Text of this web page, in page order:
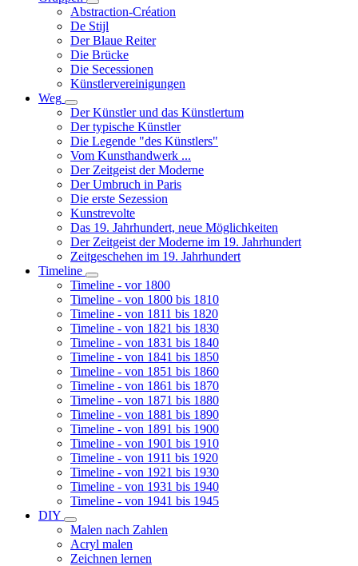
Unternavigation
von
Gruppen
Abstraction-Création
De Stijl
Der Blaue Reiter
Die Brücke
Die Secessionen
Künstlervereinigungen
Weg
Unternavigation
von
Weg
Der Künstler und das Künstlertum
Der typische Künstler
Die Legende "des Künstlers"
Vom Kunsthandwerk ...
Der Zeitgeist der Moderne
Der Umbruch in Paris
Die erste Sezession
Kunstrevolte
Das 19. Jahrhundert, neue Möglichkeiten
Der Zeitgeist der Moderne im 19. Jahrhundert
Zeitgeschehen im 19. Jahrhundert
Timeline
Unternavigation
von
Timeline
Timeline - vor 1800
Timeline - von 1800 bis 1810
Timeline - von 1811 bis 1820
Timeline - von 1821 bis 1830
Timeline - von 1831 bis 1840
Timeline - von 1841 bis 1850
Timeline - von 1851 bis 1860
Timeline - von 1861 bis 1870
Timeline - von 1871 bis 1880
Timeline - von 1881 bis 1890
Timeline - von 1891 bis 1900
Timeline - von 1901 bis 1910
Timeline - von 1911 bis 1920
Timeline - von 1921 bis 1930
Timeline - von 1931 bis 1940
Timeline - von 1941 bis 1945
DIY
Unternavigation
von
DIY
Malen nach Zahlen
Acryl malen
Zeichnen lernen